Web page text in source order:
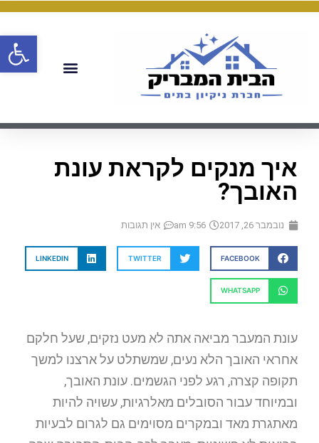
איך מנקים לקראת עונת
האובך?
נובמבר 26, 2017 9:56 am אין תגובות
FACEBOOK
TWITTER
LINKEDIN
WHATSAPP
עונת המעבר מביאה אתה לא מעט נזקים, שעל חלקם
אחראי האובך הלא נעים, שמשתלט על ארצנו למשך
תקופה קצרה, רגע לפני הגשמים. עונת האובך,
ובמיוחד עבור הסובלים מאלרגיות, עשויה להיות
מאתגרת מאד ובמקרים מסוימים גם לגרום לבעיות